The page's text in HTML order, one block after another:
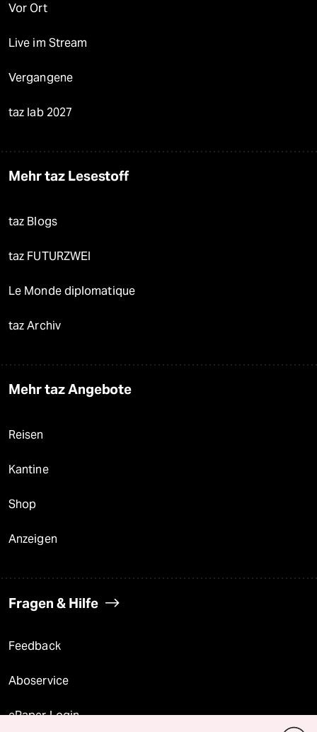
Vor Ort
Live im Stream
Vergangene
taz lab 2027
Mehr taz Lesestoff
taz Blogs
taz FUTURZWEI
Le Monde diplomatique
taz Archiv
Mehr taz Angebote
Reisen
Kantine
Shop
Anzeigen
Fragen & Hilfe
Feedback
Aboservice
ePaper Login